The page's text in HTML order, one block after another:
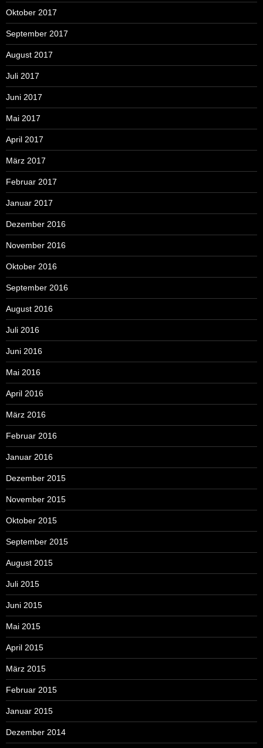
Oktober 2017
September 2017
August 2017
Juli 2017
Juni 2017
Mai 2017
April 2017
März 2017
Februar 2017
Januar 2017
Dezember 2016
November 2016
Oktober 2016
September 2016
August 2016
Juli 2016
Juni 2016
Mai 2016
April 2016
März 2016
Februar 2016
Januar 2016
Dezember 2015
November 2015
Oktober 2015
September 2015
August 2015
Juli 2015
Juni 2015
Mai 2015
April 2015
März 2015
Februar 2015
Januar 2015
Dezember 2014